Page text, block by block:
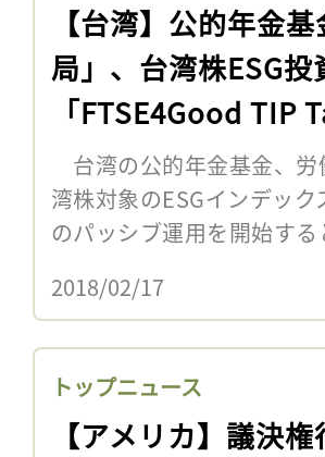
【台湾】公的年金
局」、台湾株ESG投
「FTSE4Good TIP
Index」採用
台湾の公的年金基金、
湾株対象のESGインデッ
のパッシブ運用を開始す
2018/02/17
トップニュース
【アメリカ】議決